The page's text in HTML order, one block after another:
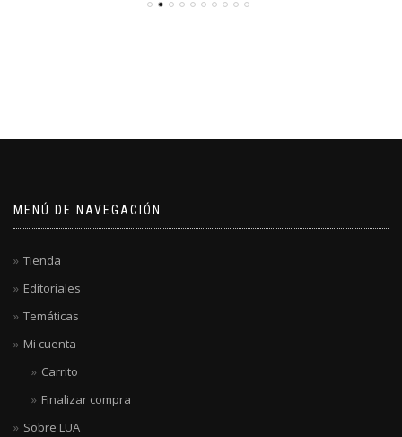
MENÚ DE NAVEGACIÓN
Tienda
Editoriales
Temáticas
Mi cuenta
Carrito
Finalizar compra
Sobre LUA